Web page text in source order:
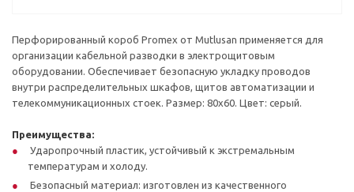
Перфорированный короб Promex от Mutlusan применяется для
организации кабельной разводки в электрощитовым
оборудовании. Обеспечивает безопасную укладку проводов
внутри распределительных шкафов, щитов автоматизации и
телекоммуникационных стоек. Размер: 80х60. Цвет: серый.
Преимущества:
Ударопрочный пластик, устойчивый к экстремальным
температурам и холоду.
Безопасный материал: изготовлен из качественного